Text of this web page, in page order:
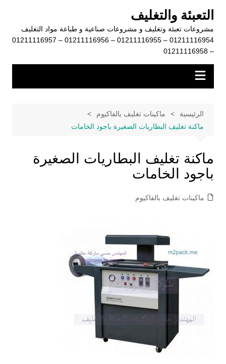
المحتوى
التعبئة والتغليف
مشروعات تعبئة وتغليف و مشروعات صناعية و طباعة مواد التغليف
01211116954 – 01211116955 – 01211116956 – 01211116957
– 01211116958
الرئيسية
ماكينات تغليف بالفاكيوم
ماكنة تغليف البطاريات الصغيرة باجود الخامات
ماكنة تغليف البطاريات الصغيرة
باجود الخامات
ماكينات تغليف بالفاكيوم